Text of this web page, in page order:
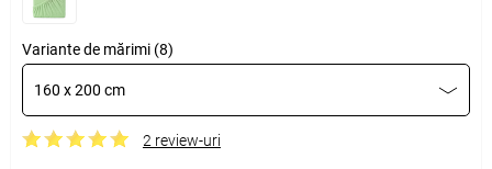
Variante de mărimi (8)
160 x 200 cm
2 review-uri